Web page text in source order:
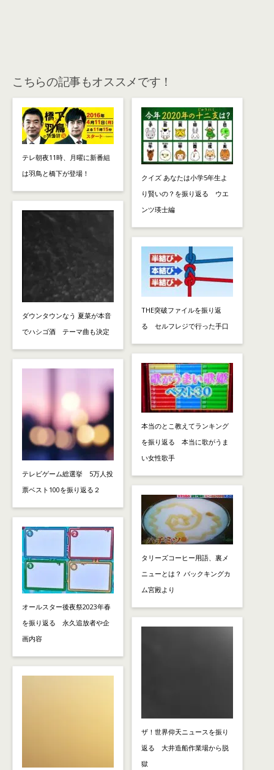
こちらの記事もオススメです！
テレ朝夜11時、月曜に新番組
は羽鳥と橋下が登場！
ダウンタウンなう 夏菜が本音
でハシゴ酒 テーマ曲も決定
テレビゲーム総選挙 5万人投
票ベスト100を振り返る２
オールスター後夜祭2023年春
を振り返る 永久追放者や企
画内容
クイズ あなたは小学5年生よ
り賢いの？を振り返る ウエ
ンツ瑛士編
THE突破ファイルを振り返
る セルフレジで行った手口
本当のとこ教えてランキング
を振り返る 本当に歌がうま
い女性歌手
タリーズコーヒー用語、裏メ
ニューとは？ バックキングカ
ム宮殿より
ザ！世界仰天ニュースを振り
返る 大井造船作業場から脱
獄